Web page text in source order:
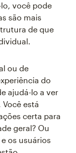
você pode
são mais
de que
ou de
do
ajudá-lo a ver
está
certa para
geral? Ou
os usuários